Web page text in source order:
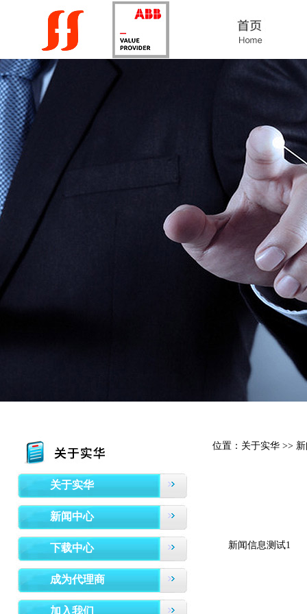
关于实华
新闻中心
下载中心
成为代理商
加入我们
位置：关于实华 >>
新闻信息测试1